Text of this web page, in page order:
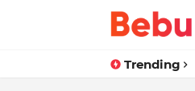
Trending